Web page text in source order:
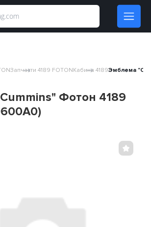
Запчасти 4189 FOTONКабина 4189Эмблема
Фотон 4189